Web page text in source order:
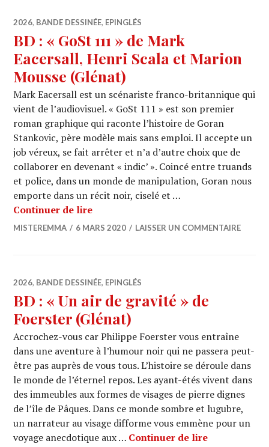
2026, BANDE DESSINÉE, EPINGLÉS
BD : « GoSt 111 » de Mark
Eacersall, Henri Scala et Marion
Mousse (Glénat)
Mark Eacersall est un scénariste franco-britannique qui
vient de l’audiovisuel. « GoSt 111 » est son premier
roman graphique qui raconte l’histoire de Goran
Stankovic, père modèle mais sans emploi. Il accepte un
job véreux, se fait arrêter et n’a d’autre choix que de
collaborer en devenant « indic’ ». Coincé entre truands
et police, dans un monde de manipulation, Goran nous
emporte dans un récit noir, ciselé et …
Continuer de lireBD : « GoSt 111 » de Mark Eacersall,
MISTEREMMA 6 MARS 2020 LAISSER UN COMMENTAIRE
2026, BANDE DESSINÉE, EPINGLÉS
BD : « Un air de gravité » de
Foerster (Glénat)
Accrochez-vous car Philippe Foerster vous entraîne
dans une aventure à l’humour noir qui ne passera peut-
être pas auprès de vous tous. L’histoire se déroule dans
le monde de l’éternel repos. Les ayant-étés vivent dans
des immeubles aux formes de visages de pierre dignes
de l’île de Pâques. Dans ce monde sombre et lugubre,
un narrateur au visage difforme vous emmène pour un
voyage anecdotique aux … Continuer de lireBD : « Un